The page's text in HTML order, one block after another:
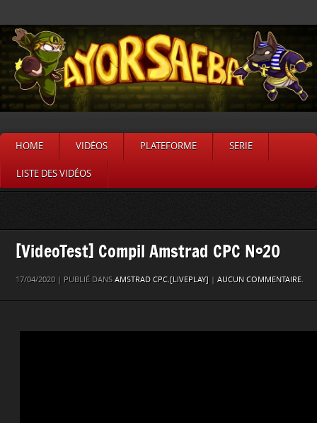
HOME VIDÉOS PLATEFORME SERIE
LISTE DES VIDÉOS
[VideoTest] Compil Amstrad CPC N°20
17/04/2020 | PUBLIÉ DANS AMSTRAD CPC,[LIVEPLAY] AUCUN COMMENTAIRE.